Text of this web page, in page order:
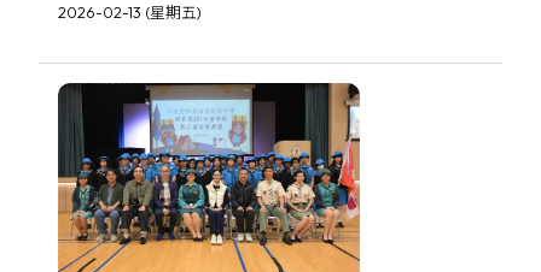
2026-02-13 (星期五)